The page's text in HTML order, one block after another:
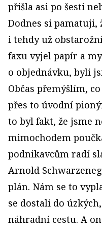
přišla asi po šesti
Dodnes si pamatuji,
i tehdy už
faxu vyjel papír a
o objednávku, byli
Občas přemýšlím,
přes to úvodní
to byl fakt, že jsme
mimochodem
podnikavcům radí
Arnold
plán. Nám se to
se dostali do
náhradní cestu. A